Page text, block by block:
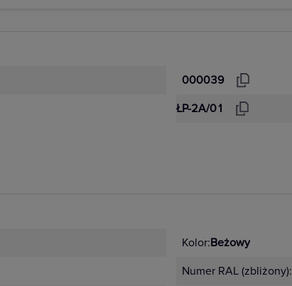
000039
ŁP-2A/01
Kolor:Beżowy
Numer RAL (zbliżony):